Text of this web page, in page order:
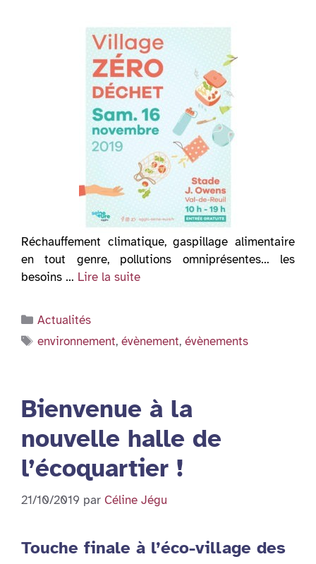
Réchauffement climatique, gaspillage alimentaire
en tout genre, pollutions omniprésentes… les
besoins … Lire la suite
Catégories
Actualités
Étiquettes
environnement,évènement,évènements
Bienvenue à la
nouvelle halle de
l’écoquartier !
21/10/2019 par Céline Jégu
Touche finale à l’éco-village des